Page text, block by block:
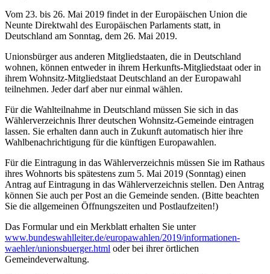
Vom 23. bis 26. Mai 2019 findet in der Europäischen Union die
Neunte Direktwahl des Europäischen Parlaments statt, in
Deutschland am Sonntag, dem 26. Mai 2019.
Unionsbürger aus anderen Mitgliedstaaten, die in Deutschland
wohnen, können entweder in ihrem Herkunfts-Mitgliedstaat oder in
ihrem Wohnsitz-Mitgliedstaat Deutschland an der Europawahl
teilnehmen. Jeder darf aber nur einmal wählen.
Für die Wahlteilnahme in Deutschland müssen Sie sich in das
Wählerverzeichnis Ihrer deutschen Wohnsitz-Gemeinde eintragen
lassen. Sie erhalten dann auch in Zukunft automatisch hier ihre
Wahlbenachrichtigung für die künftigen Europawahlen.
Für die Eintragung in das Wählerverzeichnis müssen Sie im Rathaus
ihres Wohnorts bis spätestens zum 5. Mai 2019 (Sonntag) einen
Antrag auf Eintragung in das Wählerverzeichnis stellen. Den Antrag
können Sie auch per Post an die Gemeinde senden. (Bitte beachten
Sie die allgemeinen Öffnungszeiten und Postlaufzeiten!)
Das Formular und ein Merkblatt erhalten Sie unter
www.bundeswahlleiter.de/europawahlen/2019/informationen-
waehler/unionsbuerger.html oder bei ihrer örtlichen
Gemeindeverwaltung.